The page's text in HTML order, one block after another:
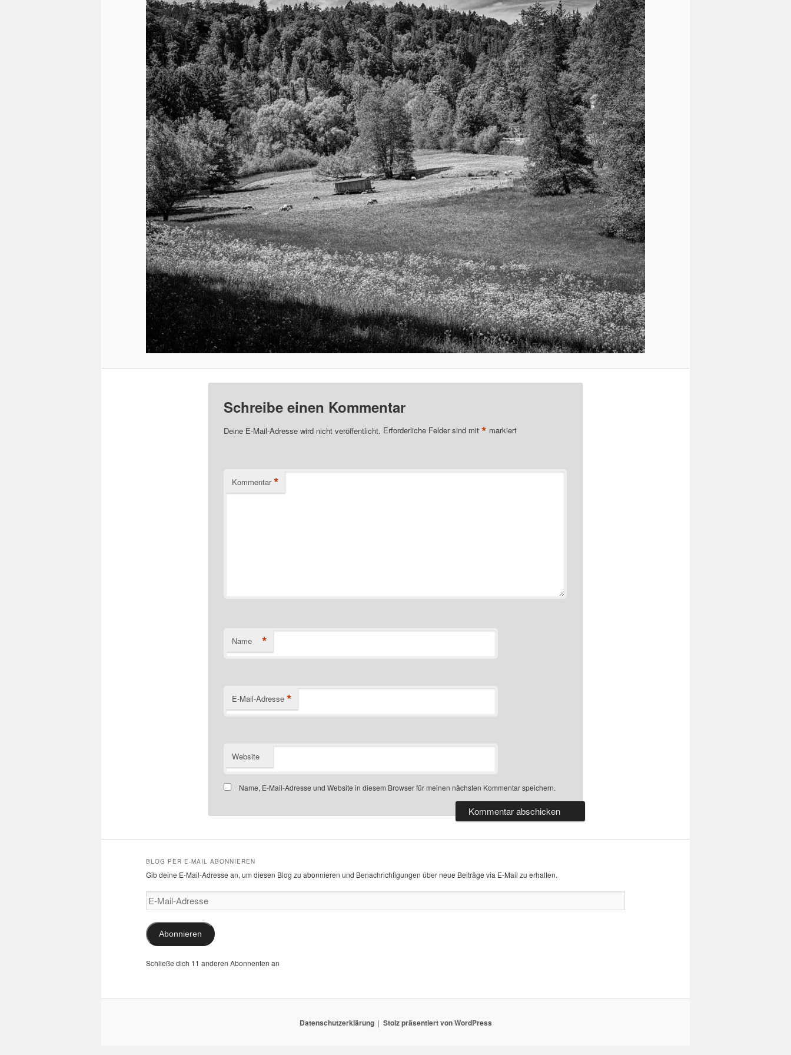
Schreibe einen Kommentar
Deine E-Mail-Adresse wird nicht veröffentlicht. Erforderliche Felder sind mit * markiert
Kommentar *
Name *
E-Mail-Adresse *
Website
Name, E-Mail-Adresse und Website in diesem Browser für meinen nächsten Kommentar speichern.
BLOG PER E-MAIL ABONNIEREN
Gib deine E-Mail-Adresse an, um diesen Blog zu abonnieren und Benachrichtigungen über neue Beiträge via E-Mail zu erhalten.
E-
Mail-
Abonnieren
Schließe dich 11 anderen Abonnenten an
Datenschutzerklärung Stolz präsentiert von WordPress